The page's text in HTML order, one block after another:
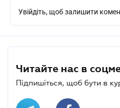
Увійдіть, щоб залишити
Читайте нас в
Підпишіться, щоб бути в